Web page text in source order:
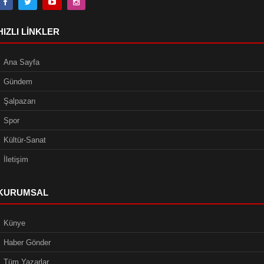
LINKLER
Ana Sayfa
Gündem
Şalpazarı
Spor
Kültür-Sanat
İletişim
Künye
Haber Gönder
Tüm Yazarlar